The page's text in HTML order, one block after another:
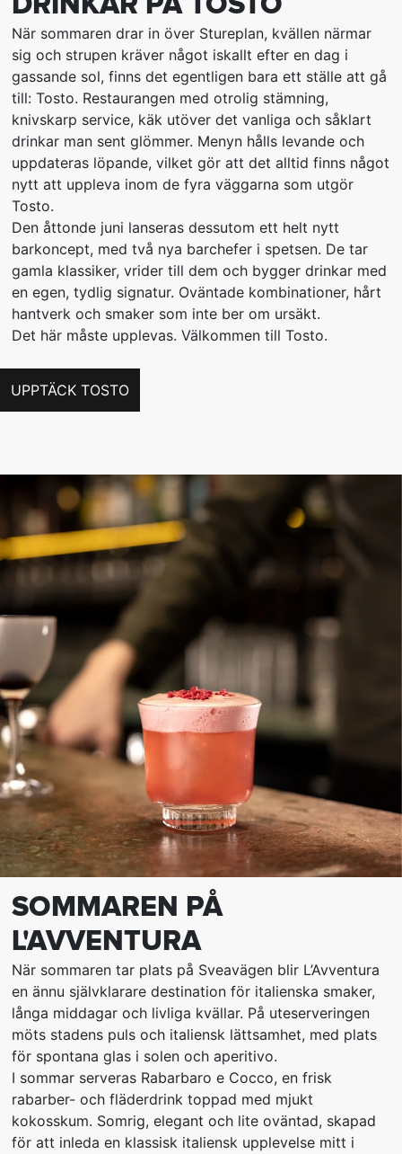
När sommaren drar in över Stureplan, kvällen närmar
sig och strupen kräver något iskallt efter en dag i
gassande sol, finns det egentligen bara ett ställe att gå
till: Tosto. Restaurangen med otrolig stämning,
knivskarp service, käk utöver det vanliga och såklart
drinkar man sent glömmer. Menyn hålls levande och
uppdateras löpande, vilket gör att det alltid finns något
nytt att uppleva inom de fyra väggarna som utgör
Tosto.
Den åttonde juni lanseras dessutom ett helt nytt
barkoncept, med två nya barchefer i spetsen. De tar
gamla klassiker, vrider till dem och bygger drinkar med
en egen, tydlig signatur. Oväntade kombinationer, hårt
hantverk och smaker som inte ber om ursäkt.
Det här måste upplevas. Välkommen till Tosto.
UPPTÄCK TOSTO
SOMMAREN PÅ
L'AVVENTURA
När sommaren tar plats på Sveavägen blir L’Avventura
en ännu självklarare destination för italienska smaker,
långa middagar och livliga kvällar. På uteserveringen
möts stadens puls och italiensk lättsamhet, med plats
för spontana glas i solen och aperitivo.
I sommar serveras Rabarbaro e Cocco, en frisk
rabarber- och fläderdrink toppad med mjukt
kokosskum. Somrig, elegant och lite oväntad, skapad
för att inleda en klassisk italiensk upplevelse mitt i